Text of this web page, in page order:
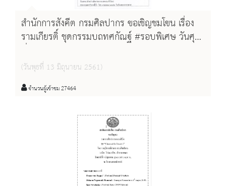
สำนักการสังคีต กรมศิลปากร ขอเชิญชมโขน เรื่อง
รามเกียรติ์ ชุดกรรมบถทศกัณฐ์ #รอบพิเศษ วันศุกร์
๑๓.๓๐ น. ณ โรงละครแห่งชาติ
(วันพุธที่ 13 มิถุนายน 2561)
จำนวนผู้เข้าชม 27464